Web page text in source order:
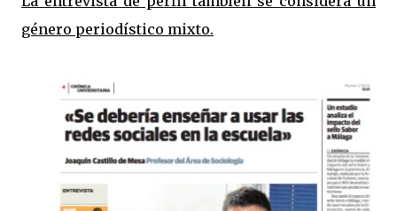
género periodístico mixto.